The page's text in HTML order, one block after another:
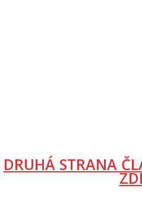
DRUHÁ STRANA